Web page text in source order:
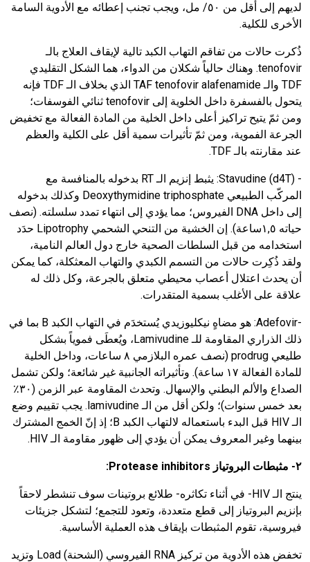
لديهم إلى أقل من ٥٠/ مل، ويجب تجنب إعطائه مع الأدوية السامة
الأخرى للكلية.
ذُكرت حالات من تفاقم التهاب الكبد تالية لإيقاف العلاج بالـ
tenofovir. وهناك حالياً شكلان من الدواء، هما الشكل التقليدي
TDF والـTAF tenofovir alafenamide الذي بخلاف الـTDF فإنه
يتحول بالفسفرة داخل الخلوية إلى tenofovir ثنائي الفوسفات؛
ومن ثمّ يتيح تراكيز أعلى داخل الخلية من المادة الفعالة مع تخفيض
الجرعة الفموية، ومن ثمّ تأثيرات سمية أقل على الكلية والعظم
عند مقارنته بالـTDF
.
-
Stavudine (d4T)
: يثبط إنزيم الـRT بدخوله بالمنافسة مع
المركّب الطبيعي Deoxythymidine triphosphate وكذلك بدخوله
إلى داخل DNA الفيروس؛ مما يؤدي إلى انتهاء تمدد سلسلته. (نصف
حياته ١
,٥ساعة). إن الخشية من التنحي الشحمي Lipotrophy حدَد
استخدامه من قبل السلطات الصحية خارج دول العالم النامية،
ولقد ذُكِرت حالات من التسمم الكبدي والتهاب المعثكلة، كما يمكن
أن يحدث اعتلال أعصاب محيطي متعلق بالجرعة، وكل ذلك له
علاقة على الأغلب بسمية المتقدرات.
-
Adefovir
: هو مضاهٍ نيكليوزيدي يُستخدَم في التهاب الكبد B بما في
ذلك الذراري المقاومة للـLamivudine، ويُعطَى فموياً بشكل
طليعي prodrug
(نصف عمره البلازمي ٨ ساعات، وداخل الخلية
للمادة الفعالة ١٧ ساعة). وتأثيراته الجانبية غير شائعة؛ ولكن تشمل
الصداع والألم البطني والإسهال. وتحدث المقاومة عبر الزمن (٣٠٪
بعد خمس سنوات)؛ ولكن أقل من الـlamivudine. يجب تقييم وضع
الـHIV قبل البدء باستعماله لالتهاب الكبد B؛ إذ إنّ الخمج المشترك
بينهما وغير المعروف يمكن أن يؤدي إلى ظهور مقاومة الـHIV
.
٢- مثبطات البروتياز Protease inhibitors
:
ينتج الـHIV- في أثناء تكاثره- طلائع بروتينات سوف تنشطر لاحقاً
بإنزيم البروتياز إلى قطع متعددة، وتعود للتجمع؛ لتشكل جزيئات
فيروسية، تقوم المثبطات بإيقاف هذه العملية الأساسية.
تخفض هذه الأدوية من تركيز RNA الفيروسي (الشحنة) Load وتزيد